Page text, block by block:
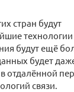
стран будут
будут ещё
будет
связи.